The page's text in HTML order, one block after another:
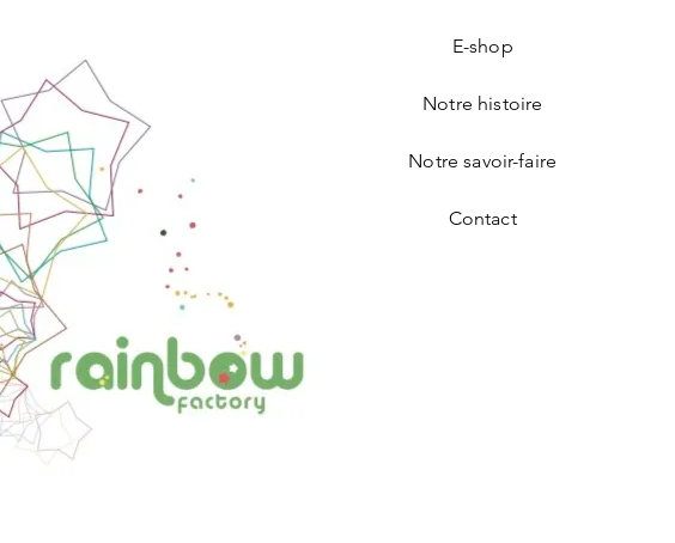
E-shop
Notre histoire
Notre savoir-faire
Contact